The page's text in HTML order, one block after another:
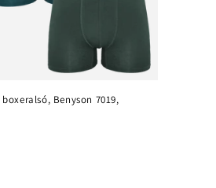
Benyson 7019,